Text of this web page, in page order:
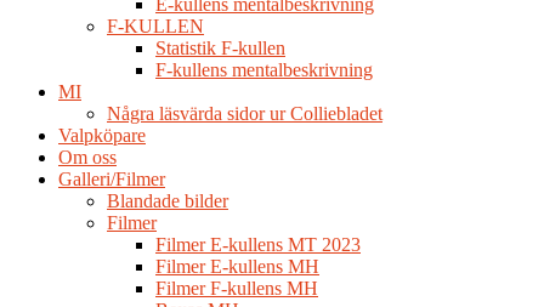
E-kullens mentalbeskrivning
F-KULLEN
Statistik F-kullen
F-kullens mentalbeskrivning
MI
Några läsvärda sidor ur Colliebladet
Valpköpare
Om oss
Galleri/Filmer
Blandade bilder
Filmer
Filmer E-kullens MT 2023
Filmer E-kullens MH
Filmer F-kullens MH